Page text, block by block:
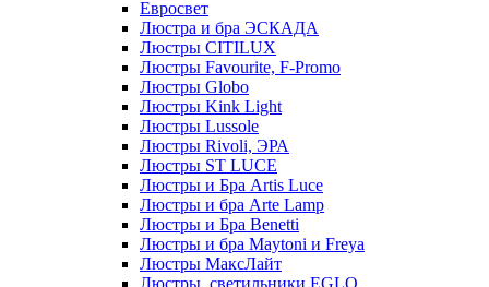
Евросвет
Люстра и бра ЭСКАДА
Люстры CITILUX
Люстры Favourite, F-Promo
Люстры Globo
Люстры Kink Light
Люстры Lussole
Люстры Rivoli, ЭРА
Люстры ST LUCE
Люстры и Бра Artis Luce
Люстры и бра Arte Lamp
Люстры и Бра Benetti
Люстры и бра Maytoni и Freya
Люстры МаксЛайт